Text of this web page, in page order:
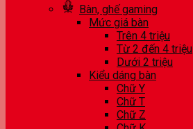
Bàn, ghế gaming
Mức giá bàn
Trên 4 triệu
Từ 2 đến 4 triệu
Dưới 2 triệu
Kiểu dáng bàn
Chữ Y
Chữ T
Chữ Z